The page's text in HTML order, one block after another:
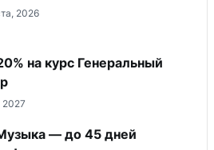
2026
на курс Генеральный
2027
— до 45 дней